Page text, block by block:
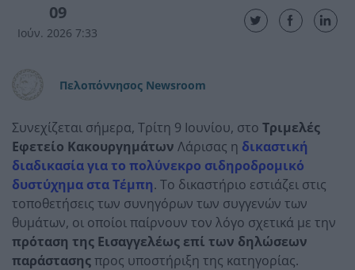
09
Ιούν. 2026 7:33
Πελοπόννησος Newsroom
Συνεχίζεται σήμερα, Τρίτη 9 Ιουνίου, στο Τριμελές
Εφετείο Κακουργημάτων Λάρισας η δικαστική
διαδικασία για το πολύνεκρο σιδηροδρομικό
δυστύχημα στα Τέμπη. Το δικαστήριο εστιάζει στις
τοποθετήσεις των συνηγόρων των συγγενών των
θυμάτων, οι οποίοι παίρνουν τον λόγο σχετικά με την
πρόταση της Εισαγγελέως επί των δηλώσεων
παράστασηςπρος υποστήριξη της κατηγορίας.